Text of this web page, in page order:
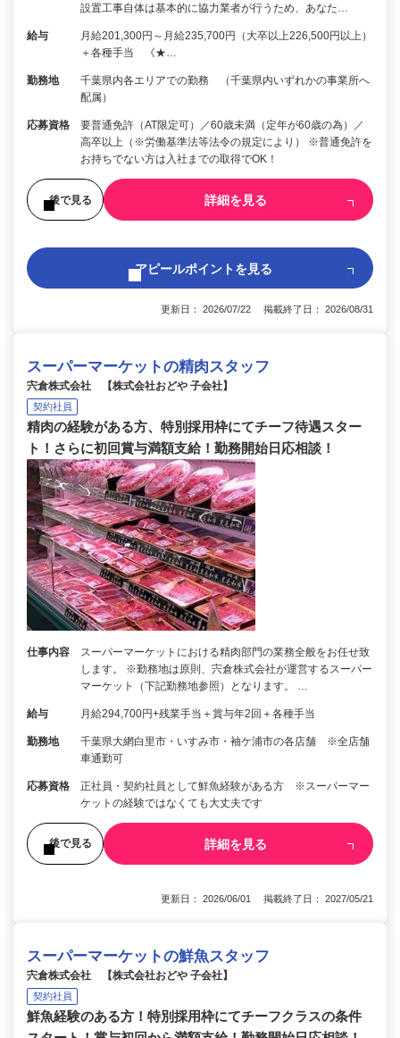
設置工事自体は基本的に協力業者が行うため、あなた…
給与
月給201,300円～月給235,700円（大卒以上226,500円以上）
＋各種手当 《★…
勤務地
千葉県内各エリアでの勤務 （千葉県内いずれかの事業所へ
配属）
応募資格
要普通免許（AT限定可）／60歳未満（定年が60歳の為）／
高卒以上（※労働基準法等法令の規定により） ※普通免許を
お持ちでない方は入社までの取得でOK！
後で見る 詳細を見る
アピールポイントを見る
更新日： 2026/07/22 掲載終了日： 2026/08/31
スーパーマーケットの精肉スタッフ
宍倉株式会社 【株式会社おどや 子会社】
契約社員
精肉の経験がある方、特別採用枠にてチーフ待遇スター
ト！さらに初回賞与満額支給！勤務開始日応相談！
仕事内容
スーパーマーケットにおける精肉部門の業務全般をお任せ致
します。 ※勤務地は原則、宍倉株式会社が運営するスーパー
マーケット（下記勤務地参照）となります。 …
給与 月給294,700円+残業手当＋賞与年2回＋各種手当
勤務地
千葉県大網白里市・いすみ市・袖ケ浦市の各店舗 ※全店舗
車通勤可
応募資格
正社員・契約社員として鮮魚経験がある方 ※スーパーマー
ケットの経験ではなくても大丈夫です
後で見る 詳細を見る
更新日： 2026/06/01 掲載終了日： 2027/05/21
スーパーマーケットの鮮魚スタッフ
宍倉株式会社 【株式会社おどや 子会社】
契約社員
鮮魚経験のある方！特別採用枠にてチーフクラスの条件